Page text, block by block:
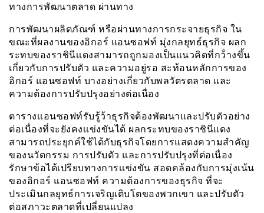
ทางการพัฒนาตลาด ผ่านทาง
การพัฒนาผลิตภัณฑ์ หรือผ่านทางการกระจายธุรกิจ ใน
ขณะที่ผลงานของอิกอร์ แอนซอฟท์ มุ่งกลยุทธ์ธุรกิจ ผลก
ระทบของราชินีเเดงสามารถถูกมองเป็นแนวคิดที่กว้่างขึ้น
เกี่ยวกับการปรับตัว และความอยู่รอ สะท้อนหลักการของ
อิกอร์ แอนซอฟท์ บางอย่างเกี่ยวกับพลวัตรตลาด และ
ความต้องการปรับปรุงอย่างต่อเนื่อง
ตารางเเอนซอฟท์รับรู้ว้าธุรกิจต้องพัฒนาและปรับตัวอย่าง
ต่อเนื่องที่จะยังคงเเข่งขันได้ ผลกระทบของราชินีแดง
สามารถประยุกค์ใช้ได้กับธุรกิจโดยการแสดงความสำคัญ
ของนวัตกรรม การปรับตัว และการปรับปรุงที่ต่อเนื่อง
รักษาข้อได้เปรียบทางการเเข่งขัน สอดคล้องกับการมุ่งเน้น
ของอิกอร์ แอนซอฟท์ ความต้องการของธุรกิจ ที่จะ
ประเมินกลยุทธ์การเจริญเติบโตของพวกเขา และปรับตัว
ต่อสภาวะตลาดที่เปลี่ยนแปลง